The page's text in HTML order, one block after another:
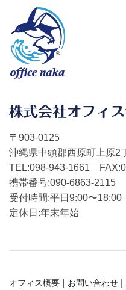
〒903-0125
沖縄県中頭郡西原町上原2
TEL:098-943-1661
携帯番号:090-6863-2115
受付時間:平日9:00〜18:00
定休日:年末年始
オフィス概要 お問い合わせ